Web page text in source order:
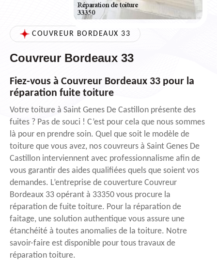
COUVREUR BORDEAUX 33
Couvreur Bordeaux 33
Fiez-vous à Couvreur Bordeaux 33 pour la
réparation fuite toiture
Votre toiture à Saint Genes De Castillon présente des
fuites ? Pas de souci ! C’est pour cela que nous sommes
là pour en prendre soin. Quel que soit le modèle de
toiture que vous avez, nos couvreurs à Saint Genes De
Castillon interviennent avec professionnalisme afin de
vous garantir des aides qualifiées quels que soient vos
demandes. L’entreprise de couverture Couvreur
Bordeaux 33 opérant à 33350 vous procure la
réparation de fuite toiture. Pour la réparation de
faitage, une solution authentique vous assure une
étanchéité à toutes anomalies de la toiture. Notre
savoir-faire est disponible pour tous travaux de
réparation toiture.